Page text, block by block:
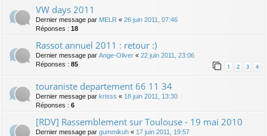
VW days 2011
Dernier message par MELR « 26 juin 2011, 07:46
Réponses : 18
Rassot annuel 2011 : retour :)
Dernier message par Ange-Oliver « 22 juin 2011, 23:06
Réponses : 85 1 2 3 4
touraniste departement 66 11 34
Dernier message par krisss « 18 juin 2011, 13:30
Réponses : 6
[RDV] Rassemblement sur Toulouse - 19 mai 2010
Dernier message par gummikuh « 17 juin 2011, 19:57